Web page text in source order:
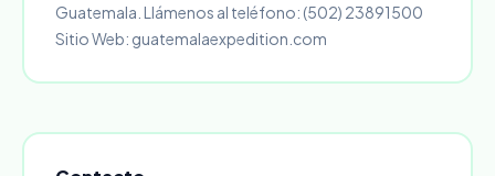
Guatemala. Llámenos al teléfono: (502) 23891500
Sitio Web: guatemalaexpedition.com